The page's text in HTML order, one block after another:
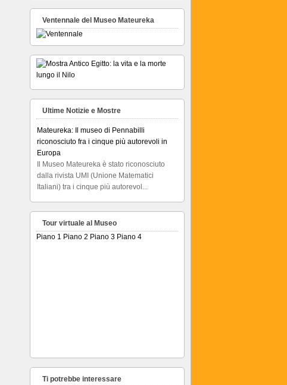
Ventennale del Museo Mateureka
Ultime Notizie e Mostre
Mateureka: Il museo di Pennabilli
riconosciuto fra i cinque più autorevoli in
Europa
Il Museo Mateureka è stato riconosciuto
dalla rivista UMI (Unione Matematici
Italiani) tra i cinque più autorevol...
Tour virtuale al Museo
Piano 1 Piano 2 Piano 3 Piano 4
Ti potrebbe interessare